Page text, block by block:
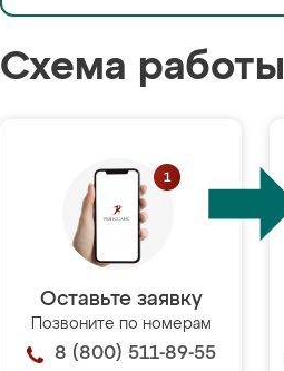
Схема работы
Оставьте заявку
Позвоните по номерам
8 (800) 511-89-55